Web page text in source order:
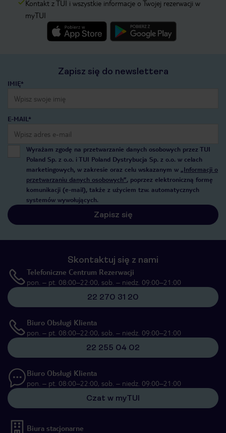
Kontakt z TUI i wszystkie informacje o Twojej rezerwacji w
myTUI
Zapisz się do newslettera
IMIĘ*
E-MAIL*
Wyrażam zgodę na przetwarzanie danych osobowych przez TUI
Poland Sp. z o.o. i TUI Poland Dystrybucja Sp. z o.o. w celach
marketingowych, w zakresie oraz celu wskazanym w „Informacji o
przetwarzaniu danych osobowych”, poprzez elektroniczną formę
komunikacji (e-mail), także z użyciem tzw. automatycznych
systemów wywołujących.
Zapisz się
Skontaktuj się z nami
Telefoniczne Centrum Rezerwacji
pon. – pt. 08:00–22:00, sob. – niedz. 09:00–21:00
22 270 31 20
Biuro Obsługi Klienta
pon. – pt. 08:00–22:00, sob. – niedz. 09:00–21:00
22 255 04 02
Biuro Obsługi Klienta
pon. – pt. 08:00–22:00, sob. – niedz. 09:00–21:00
Czat w myTUI
Biura stacjonarne